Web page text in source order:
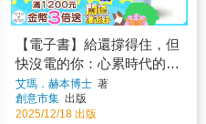
【電子書】給還撐得住，但
快沒電的你：心累時代的內
在安定練習，拯救情緒溢流
的心理自救處方箋53
艾瑪．赫本博士 著
創意市集 出版
2025/12/18 出版